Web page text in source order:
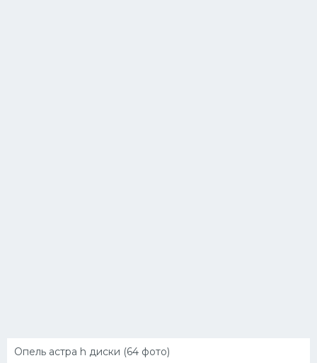
Опель астра h диски (64 фото)